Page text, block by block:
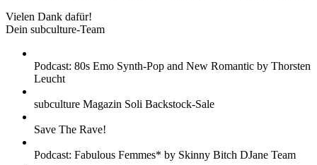
Vielen Dank dafür!
Dein subculture-Team
Podcast: 80s Emo Synth-Pop and New Romantic by Thorsten
Leucht
subculture Magazin Soli Backstock-Sale
Save The Rave!
Podcast: Fabulous Femmes* by Skinny Bitch DJane Team